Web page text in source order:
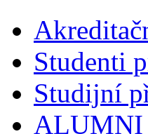
Studenti
Studijní
ALUMNI